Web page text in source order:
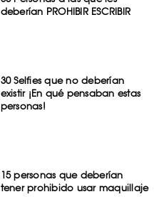
deberían PROHIBIR ESCRIBIR
30 Selfies que no deberían
existir ¡En qué pensaban estas
personas!
15 personas que deberían
tener prohibido usar maquillaje